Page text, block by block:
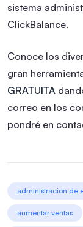
sistema
ClickBalance.
Conoce los
gran
GRATUITA
correo en los
pondré en
administración de
aumentar ventas